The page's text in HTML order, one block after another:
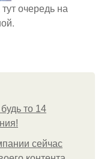
очередь на
то 14
сейчас